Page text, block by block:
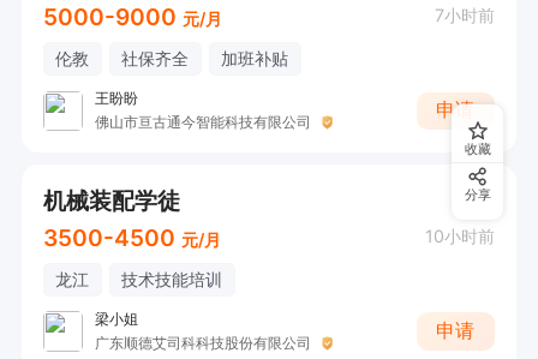
5000-9000 元/月 7小时前
伦教 社保齐全 加班补贴
王盼盼
佛山市亘古通今智能科技有限公司
申请
机械装配学徒
3500-4500 元/月 10小时前
龙江 技术技能培训
梁小姐
广东顺德艾司科科技股份有限公司
申请
收藏
分享